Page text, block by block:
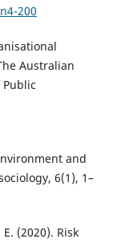
200
Australian
and
6(1), 1–
(2020). Risk